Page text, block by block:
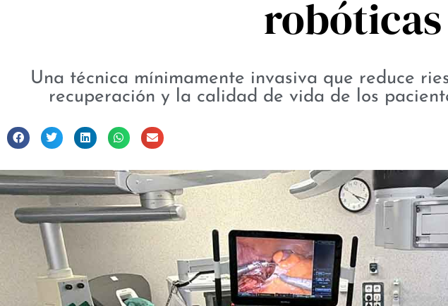
robóticas
Una técnica mínimamente invasiva que reduce
recuperación y la calidad de vida de los